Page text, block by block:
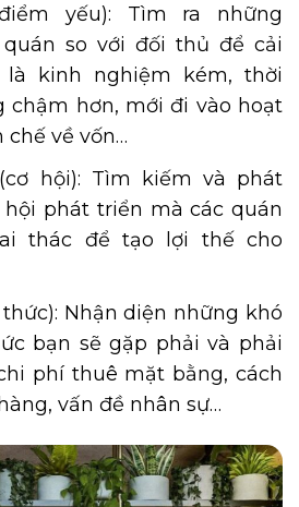
yếu): Tìm ra những
so với đối thủ để cải
là kinh nghiệm kém, thời
chậm hơn, mới đi vào hoạt
chế về vốn…
hội): Tìm kiếm và phát
phát triển mà các quán
thác để tạo lợi thế cho
Nhận diện những khó
bạn sẽ gặp phải và phải
phí thuê mặt bằng, cách
vấn đề nhân sự…